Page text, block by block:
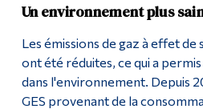
Un environnement plus
Les émissions de gaz à effet de
ont été réduites, ce qui a
dans l'environnement. Depuis
GES provenant de la